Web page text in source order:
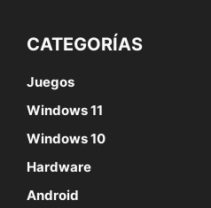
CATEGORÍAS
Juegos
Windows 11
Windows 10
Hardware
Android